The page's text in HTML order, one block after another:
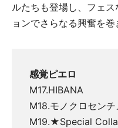
ルたちも登場し、フェ
ョンでさらなる興奮を巻
感覚ピエロ
M17.HIBANA
M18.モノクロセン
M19.★Special